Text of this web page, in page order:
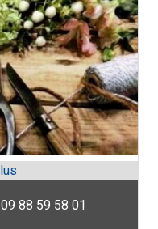
09 88 59 58 01